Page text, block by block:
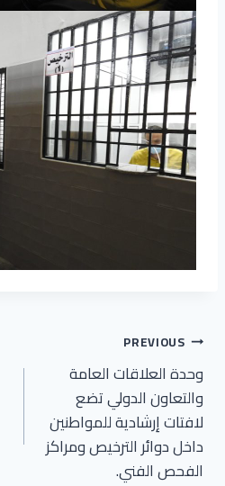
تصفّح
المقالات
PREVIOUS
وحدة العلاقات العامة
والتعاون الدولي تضع
لافتات إرشادية للمواطنين
داخل دوائر الترخيص ومراكز
الفحص الفني.